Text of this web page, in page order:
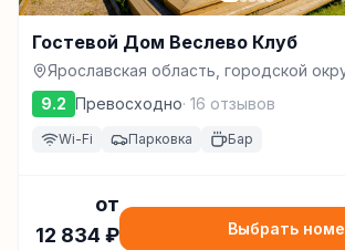
Гостевой Дом Веслево Клуб
Ярославская область, городской
Залесский, д. Веслево, д.2,
9.2 Превосходно· 16 отзывов
Wi-Fi Парковка Бар
от
12 834 ₽ Выбрать